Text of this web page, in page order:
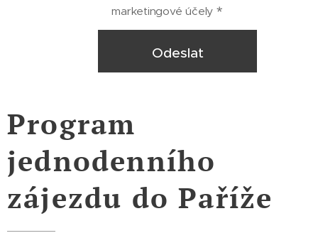
marketingové účely
Odeslat
Program
jednodenního
zájezdu do Paříže